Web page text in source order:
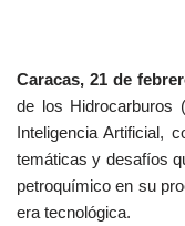
Caracas, 21 de
de los Hidrocarburos
Inteligencia Artificial,
temáticas y desafíos
petroquímico en su
era tecnológica.